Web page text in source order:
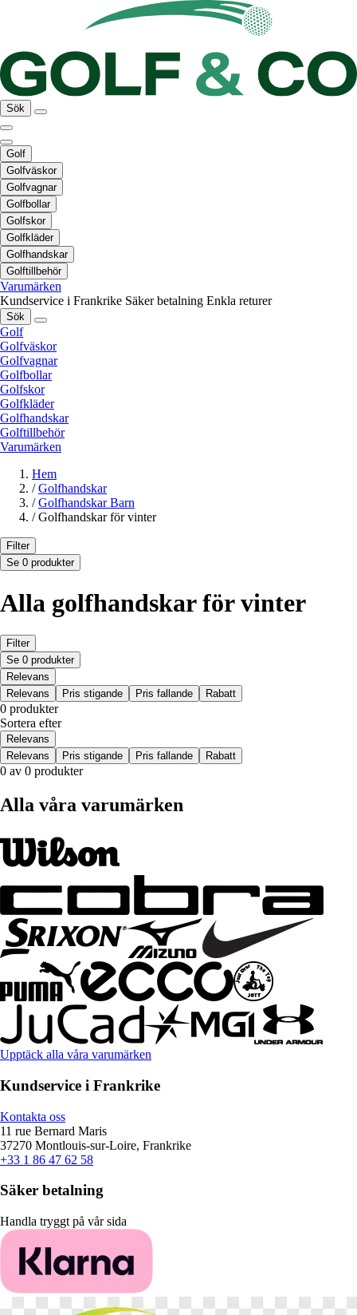
Sök
Golf
Golfväskor
Golfvagnar
Golfbollar
Golfskor
Golfkläder
Golfhandskar
Golftillbehör
Varumärken
Kundservice i Frankrike Säker betalning Enkla returer
Sök
Golf
Golfväskor
Golfvagnar
Golfbollar
Golfskor
Golfkläder
Golfhandskar
Golftillbehör
Varumärken
Hem
/ Golfhandskar
/ Golfhandskar Barn
/ Golfhandskar för vinter
Filter
Se 0 produkter
Alla golfhandskar för vinter
Filter
Se 0 produkter
Relevans
Relevans
Pris stigande Pris fallande Rabatt
0 produkter
Sortera efter
Relevans
Relevans
Pris stigande Pris fallande Rabatt
0 av 0 produkter
Alla våra varumärken
Upptäck alla våra varumärken
Kundservice i Frankrike
Kontakta oss
11 rue Bernard Maris
37270 Montlouis-sur-Loire, Frankrike
+33 1 86 47 62 58
Säker betalning
Handla tryggt på vår sida